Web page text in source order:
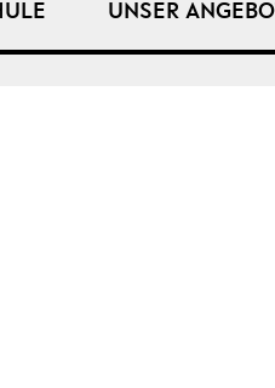
UNSER